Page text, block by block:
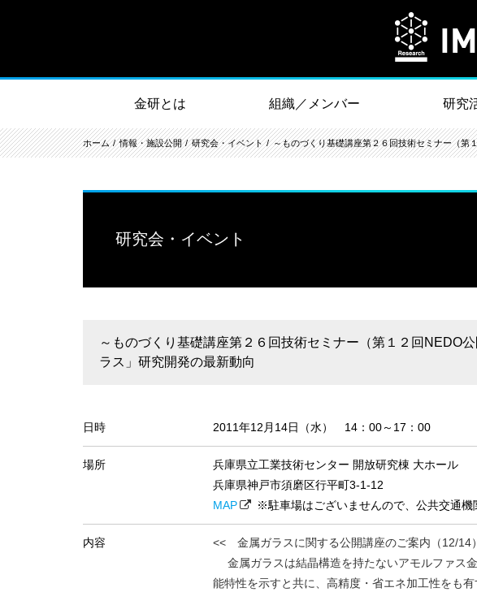
金研とは 組織／メンバー 研究
ホーム 情報・施設公開 研究会・イベント ～ものづくり基礎講座第２６回技術セミナー（
研究会・イベント
～ものづくり基礎講座第２６回技術セミナー（第１２回
ラス」研究開発の最新動向
日時 2011年12月14日（水） 14：00～17：00
場所
兵庫県立工業技術センター 開放研究棟 大ホール
兵庫県神戸市須磨区行平町3-1-12
MAP
※駐車場はございませんので、公共交通機
内容
<< 金属ガラスに関する公開講座のご案内（12/14
金属ガラスは結晶構造を持たないアモルファス
能特性を示すと共に、高精度・省エネ加工性をも